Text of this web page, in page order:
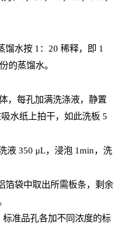
馏水按 1：20 稀释，即 1
的蒸馏水。
，每孔加满洗涤液，静置
水纸上拍干，如此洗板 5
液 350 μL，浸泡 1min，洗
箔袋中取出所需板条，剩余
准品孔各加不同浓度的标